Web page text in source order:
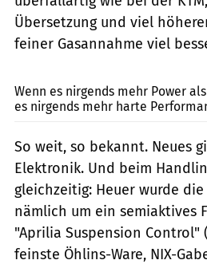
Übersetzung und viel
feiner Gasannahme viel
Wenn es nirgends mehr Power
es nirgends mehr harte
So weit, so bekannt. Neues
Elektronik. Und beim
gleichzeitig: Heuer wurde
nämlich um ein semiaktives
"Aprilia Suspension Control"
feinste Öhlins-Ware, NIX-